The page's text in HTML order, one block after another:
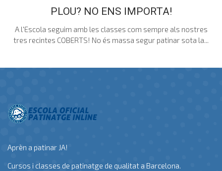
PLOU? NO ENS IMPORTA!
A l'Escola seguim amb les classes com sempre als nostres
tres recintes COBERTS! No és massa segur patinar sota la...
Aprèn a patinar JA!
Cursos i classes de patinatge de qualitat a Barcelona.